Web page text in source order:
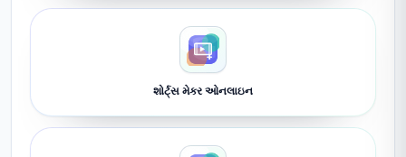
શોર્ટ્સ મેકર ઓનલાઇન